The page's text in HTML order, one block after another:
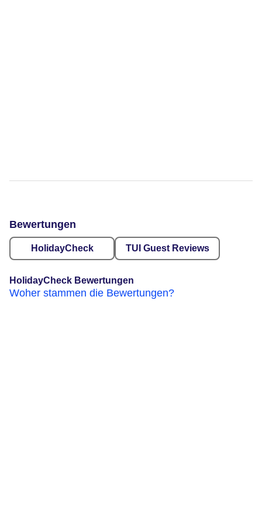
Bewertungen
HolidayCheck TUI Guest Reviews
HolidayCheck Bewertungen
Woher stammen die Bewertungen?